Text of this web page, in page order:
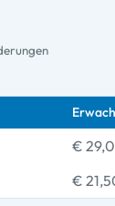
€
€